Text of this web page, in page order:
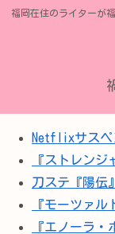
福岡在住のライターが
Netflixサスペ
『ストレン
刀ステ『陽伝
『モーツァ
『エノーラ